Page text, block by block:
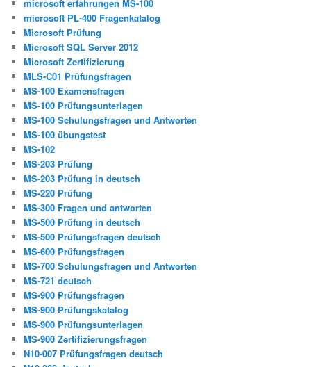
microsoft erfahrungen MS-100
microsoft PL-400 Fragenkatalog
Microsoft Prüfung
Microsoft SQL Server 2012
Microsoft Zertifizierung
MLS-C01 Prüfungsfragen
MS-100 Examensfragen
MS-100 Prüfungsunterlagen
MS-100 Schulungsfragen und Antworten
MS-100 übungstest
MS-102
MS-203 Prüfung
MS-203 Prüfung in deutsch
MS-220 Prüfung
MS-300 Fragen und antworten
MS-500 Prüfung in deutsch
MS-500 Prüfungsfragen deutsch
MS-600 Prüfungsfragen
MS-700 Schulungsfragen und Antworten
MS-721 deutsch
MS-900 Prüfungsfragen
MS-900 Prüfungskatalog
MS-900 Prüfungsunterlagen
MS-900 Zertifizierungsfragen
N10-007 Prüfungsfragen deutsch